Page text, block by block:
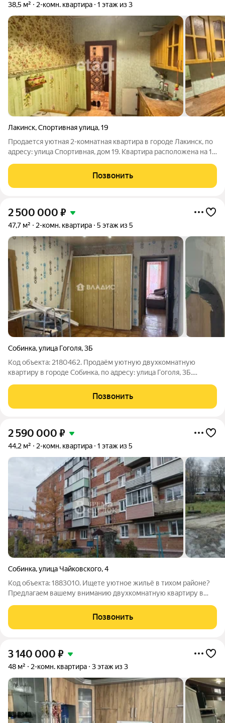
38,5 м² 2-комн. квартира 1 этаж из 3
Лакинск,Спортивная улица,19
Продается уютная 2-комнатная квартира в городе Лакинск, по
адресу: улица Спортивная, дом 19. Квартира расположена на 1
площадь 38.5 кв. м. Дом признан Аварийным! Расположение
квартиры просто
Позвонить
2 500 000 ₽
47,7 м² 2-комн. квартира 5 этаж из 5
Собинка,улица Гоголя,3Б
Код объекта: 2180462. Продаём уютную двухкомнатную
квартиру в городе Собинка, по адресу: улица Гоголя, 3Б.
кирпичного дома 1960 года постройки. Общая площадь
Позвонить
2 590 000 ₽
44,2 м² 2-комн. квартира 1 этаж из 5
Собинка,улица Чайковского,4
Код объекта: 1883010. Ищете уютное жильё в тихом районе?
Предлагаем вашему вниманию двухкомнатную квартиру в
идеально подойдёт тем, кто ценит комфорт и удобство.
Квартира расположена на первом
Позвонить
3 140 000 ₽
48 м² 2-комн. квартира 3 этаж из 3